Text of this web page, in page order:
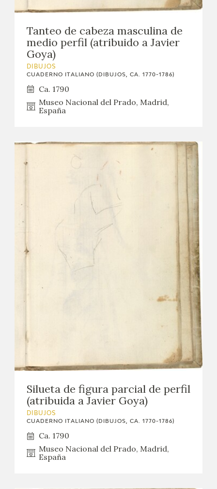
Tanteo de cabeza masculina de
medio perfil (atribuido a Javier
Goya)
DIBUJOS
CUADERNO ITALIANO (DIBUJOS, CA. 1770-1786)
Ca. 1790
Museo Nacional del Prado, Madrid,
España
Silueta de figura parcial de perfil
(atribuida a Javier Goya)
DIBUJOS
CUADERNO ITALIANO (DIBUJOS, CA. 1770-1786)
Ca. 1790
Museo Nacional del Prado, Madrid,
España